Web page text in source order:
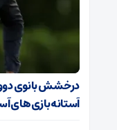
درخشش بانوی
آستانه بازی‌های